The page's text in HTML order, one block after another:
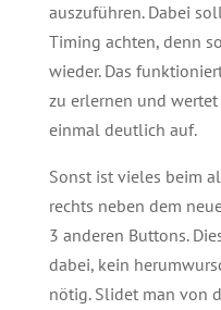
auszuführen. Dabei
Timing achten, denn
wieder. Das
zu erlernen und
einmal deutlich auf.
Sonst ist vieles beim
rechts neben dem
3 anderen Buttons.
dabei, kein
nötig. Slidet man von